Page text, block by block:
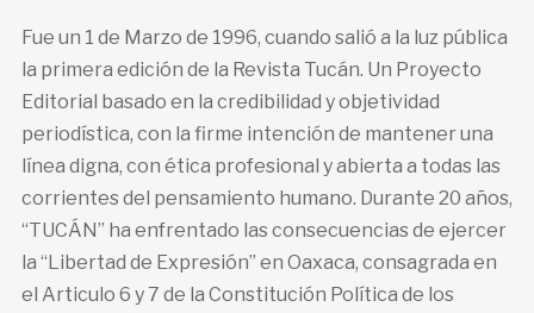
Fue un 1 de Marzo de 1996, cuando salió a la luz pública
la primera edición de la Revista Tucán. Un Proyecto
Editorial basado en la credibilidad y objetividad
periodística, con la firme intención de mantener una
línea digna, con ética profesional y abierta a todas las
corrientes del pensamiento humano. Durante 20 años,
“TUCÁN” ha enfrentado las consecuencias de ejercer
la “Libertad de Expresión” en Oaxaca, consagrada en
el Articulo 6 y 7 de la Constitución Política de los